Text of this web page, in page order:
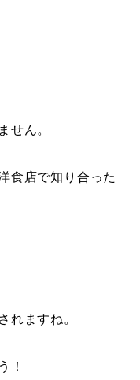
せん。
食店で知り合った
れますね。
！